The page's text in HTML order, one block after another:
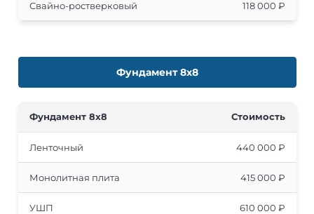
Свайно-ростверковый 118 000 ₽
Фундамент 8х8
Фундамент 8x8 Стоимость
Ленточный 440 000 ₽
Монолитная плита 415 000 ₽
УШП 610 000 ₽